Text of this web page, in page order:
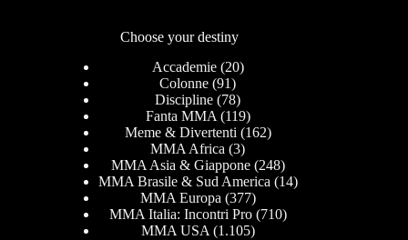
Choose your destiny
Accademie(20)
Colonne (91)
Discipline (78)
Fanta MMA (119)
Meme & Divertenti (162)
MMA Africa (3)
MMA Asia & Giappone(248)
MMA Brasile & Sud America (14)
MMA Europa (377)
MMA Italia: Incontri Pro(710)
MMA USA (1.105)